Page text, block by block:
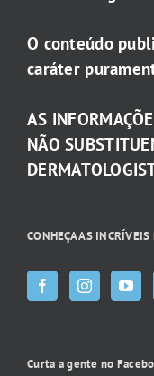
O conteúdo
caráter
AS
NÃO
CONHEÇA AS
Curta a gente no